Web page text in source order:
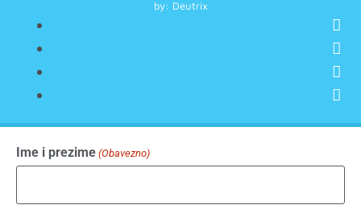
by: Deutrix
Ime i prezime (Obavezno)